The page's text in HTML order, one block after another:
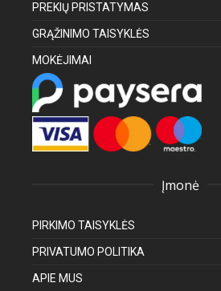
PREKIŲ PRISTATYMAS
GRĄŽINIMO TAISYKLĖS
MOKĖJIMAI
Įmonė
PIRKIMO TAISYKLĖS
PRIVATUMO POLITIKA
APIE MUS